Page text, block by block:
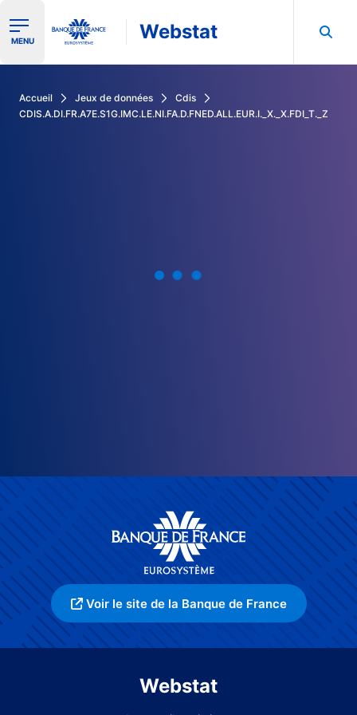
Ouvrir le menu de navigation
MENU Webstat
Accueil Jeux de données
Cdis
CDIS.A.DI.FR.A7E.S1G.IMC.LE.NI.FA.D.FNED.ALL.EUR.I._X._X.FDI_T._Z
Voir le site de la Banque de France
Webstat